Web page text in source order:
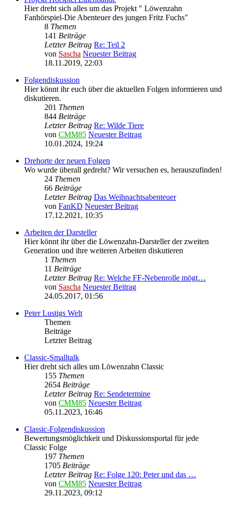
Hier dreht sich alles um das Projekt " Löwenzahn
Fanhörspiel-Die Abenteuer des jungen Fritz Fuchs"
8 Themen
141 Beiträge
Letzter Beitrag Re: Teil 2
von Sascha Neuester Beitrag
18.11.2019, 22:03
Folgendiskussion
Hier könnt ihr euch über die aktuellen Folgen informieren und
diskutieren.
201 Themen
844 Beiträge
Letzter Beitrag Re: Wilde Tiere
von CMM85 Neuester Beitrag
10.01.2024, 19:24
Drehorte der neuen Folgen
Wo wurde überall gedreht? Wir versuchen es, herauszufinden!
24 Themen
66 Beiträge
Letzter Beitrag Das Weihnachtsabenteuer
von FanKD Neuester Beitrag
17.12.2021, 10:35
Arbeiten der Darsteller
Hier könnt ihr über die Löwenzahn-Darsteller der zweiten
Generation und ihre weiteren Arbeiten diskutieren
1 Themen
11 Beiträge
Letzter Beitrag Re: Welche FF-Nebenrolle mögt…
von Sascha Neuester Beitrag
24.05.2017, 01:56
Peter Lustigs Welt
Themen
Beiträge
Letzter Beitrag
Classic-Smalltalk
Hier dreht sich alles um Löwenzahn Classic
155 Themen
2654 Beiträge
Letzter Beitrag Re: Sendetermine
von CMM85 Neuester Beitrag
05.11.2023, 16:46
Classic-Folgendiskussion
Bewertungsmöglichkeit und Diskussionsportal für jede
Classic Folge
197 Themen
1705 Beiträge
Letzter Beitrag Re: Folge 120: Peter und das …
von CMM85 Neuester Beitrag
29.11.2023, 09:12